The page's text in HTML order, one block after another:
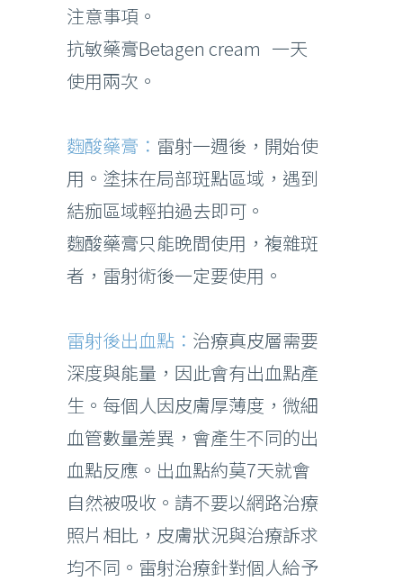
注意事項。
抗敏藥膏Betagen cream 一天
使用兩次。
麴酸藥膏： 雷射一週後，開始使
用。塗抹在局部斑點區域，遇到
結痂區域輕拍過去即可。
麴酸藥膏只能晚間使用，複雜斑
者，雷射術後一定要使用。
雷射後出血點： 治療真皮層需要
深度與能量，因此會有出血點產
生。每個人因皮膚厚薄度，微細
血管數量差異，會產生不同的出
血點反應。出血點約莫7天就會
自然被吸收。請不要以網路治療
照片相比，皮膚狀況與治療訴求
均不同。雷射治療針對個人給予